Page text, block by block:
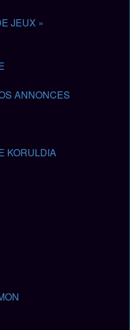
JEUX »
ANNONCES
KORULDIA